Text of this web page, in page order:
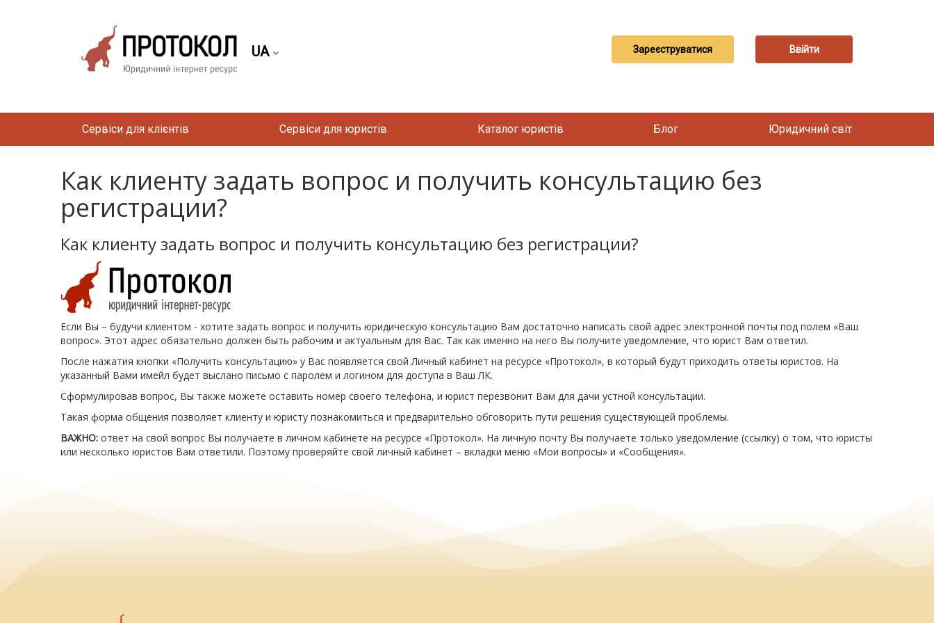
UA Зареєструватися Ввійти
Сервіси для клієнтів Сервіси для юристів Каталог юристів Блог Юридичний світ
Как клиенту задать вопрос и получить консультацию без
регистрации?
Как клиенту задать вопрос и получить консультацию без регистрации?
Если Вы – будучи клиентом - хотите задать вопрос и получить юридическую консультацию Вам достаточно написать свой адрес электронной почты под полем «Ваш
вопрос». Этот адрес обязательно должен быть рабочим и актуальным для Вас. Так как именно на него Вы получите уведомление, что юрист Вам ответил.
После нажатия кнопки «Получить консультацию» у Вас появляется свой Личный кабинет на ресурсе «Протокол», в который будут приходить ответы юристов. На
указанный Вами имейл будет выслано письмо с паролем и логином для доступа в Ваш ЛК.
Сформулировав вопрос, Вы также можете оставить номер своего телефона, и юрист перезвонит Вам для дачи устной консультации.
Такая форма общения позволяет клиенту и юристу познакомиться и предварительно обговорить пути решения существующей проблемы.
ВАЖНО: ответ на свой вопрос Вы получаете в личном кабинете на ресурсе «Протокол». На личную почту Вы получаете только уведомление (ссылку) о том, что юристы
или несколько юристов Вам ответили. Поэтому проверяйте свой личный кабинет – вкладки меню «Мои вопросы» и «Сообщения».